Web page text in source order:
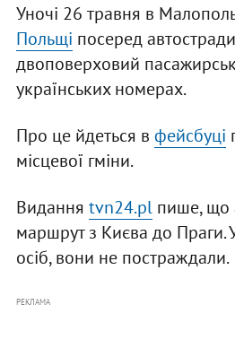
Уночі 26 травня в
Польщі посеред
двоповерховий
українських номерах.
Про це йдеться в фейсбуці
місцевої гміни.
Видання tvn24.plпише, що
маршрут з Києва до Праги.
осіб, вони не постраждали.
РЕКЛАМА